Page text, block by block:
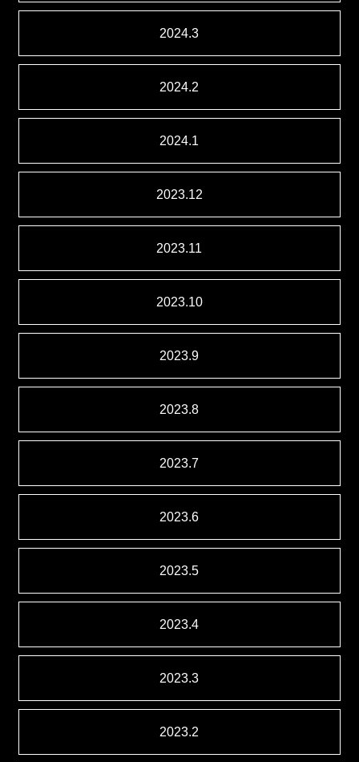
2024.3
2024.2
2024.1
2023.12
2023.11
2023.10
2023.9
2023.8
2023.7
2023.6
2023.5
2023.4
2023.3
2023.2